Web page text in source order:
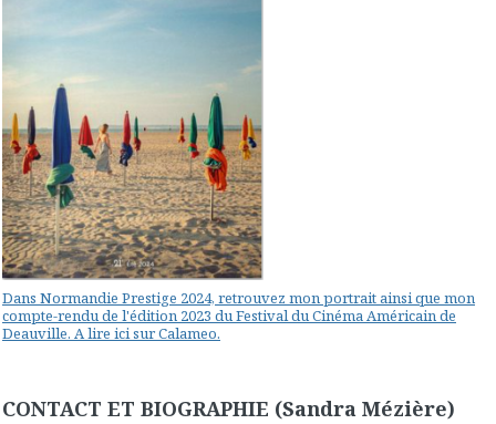
Dans Normandie Prestige 2024, retrouvez mon portrait ainsi que mon
compte-rendu de l'édition 2023 du Festival du Cinéma Américain de
Deauville. A lire ici sur Calameo.
CONTACT ET BIOGRAPHIE (Sandra Mézière)